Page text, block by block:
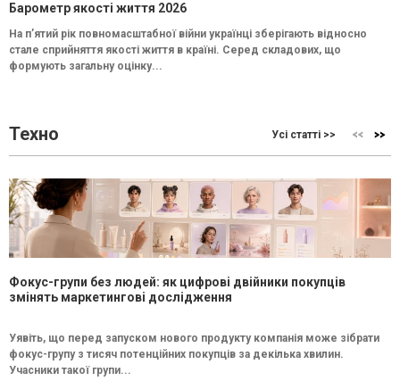
Барометр якості життя 2026
На п’ятий рік повномасштабної війни українці зберігають відносно
стале сприйняття якості життя в країні. Серед складових, що
формують загальну оцінку...
Техно Усі статті >>
Фокус-групи без людей: як цифрові двійники покупців
змінять маркетингові дослідження
Уявіть, що перед запуском нового продукту компанія може зібрати
фокус-групу з тисяч потенційних покупців за декілька хвилин.
Учасники такої групи...